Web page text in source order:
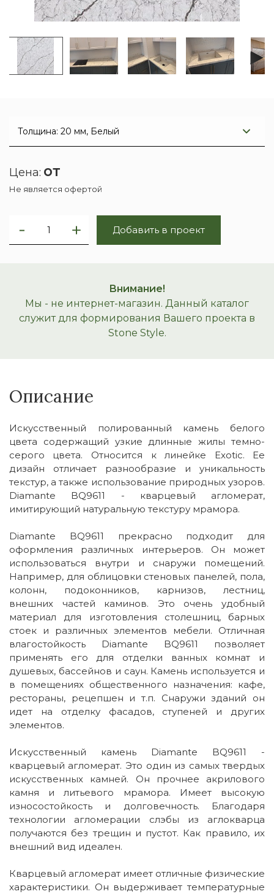
Цена: от
Не является офертой
Добавить в проект
Внимание!
Мы - не интернет-магазин. Данный каталог
служит для формирования Вашего проекта в
Stone Style.
Описание
Искусственный полированный камень белого
цвета содержащий узкие длинные жилы темно-
серого цвета. Относится к линейке Exotic. Ее
дизайн отличает разнообразие и уникальность
текстур, а также использование природных узоров.
Diamante BQ9611 - кварцевый агломерат,
имитирующий натуральную текстуру мрамора.
Diamante BQ9611 прекрасно подходит для
оформления различных интерьеров. Он может
использоваться внутри и снаружи помещений.
Например, для облицовки стеновых панелей, пола,
колонн, подоконников, карнизов, лестниц,
внешних частей каминов. Это очень удобный
материал для изготовления столешниц, барных
стоек и различных элементов мебели. Отличная
влагостойкость Diamante BQ9611 позволяет
применять его для отделки ванных комнат и
душевых, бассейнов и саун. Камень используется и
в помещениях общественного назначения: кафе,
рестораны, рецепшен и т.п. Снаружи зданий он
идет на отделку фасадов, ступеней и других
элементов.
Искусственный камень Diamante BQ9611 -
кварцевый агломерат. Это один из самых твердых
искусственных камней. Он прочнее акрилового
камня и литьевого мрамора. Имеет высокую
износостойкость и долговечность. Благодаря
технологии агломерации слэбы из аглокварца
получаются без трещин и пустот. Как правило, их
внешний вид идеален.
Кварцевый агломерат имеет отличные физические
характеристики. Он выдерживает температурные